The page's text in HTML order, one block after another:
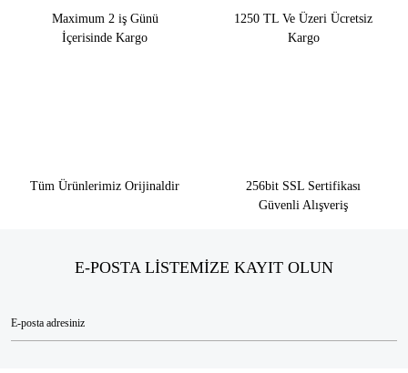
Maximum 2 iş Günü
İçerisinde Kargo
1250 TL Ve Üzeri Ücretsiz
Kargo
Tüm Ürünlerimiz Orijinaldir
256bit SSL Sertifikası
Güvenli Alışveriş
E-POSTA LİSTEMİZE KAYIT OLUN